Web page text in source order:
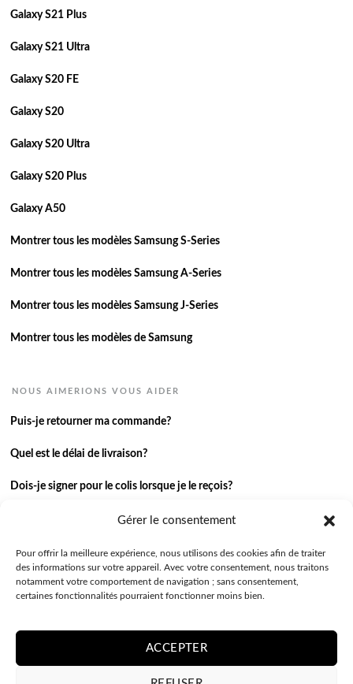
Gérer le consentement
Pour offrir la meilleure expérience, nous utilisons des cookies afin de traiter
des informations sur votre appareil. Avec votre consentement, nous traitons
notamment votre comportement de navigation ; sans consentement,
certaines fonctionnalités pourraient fonctionner moins bien.
ACCEPTER
Galaxy S21 Plus
Galaxy S21 Ultra
Galaxy S20 FE
Galaxy S20
Galaxy S20 Ultra
Galaxy S20 Plus
Galaxy A50
Montrer tous les modèles Samsung S-Series
Montrer tous les modèles Samsung A-Series
Montrer tous les modèles Samsung J-Series
Montrer tous les modèles de Samsung
NOUS AIMERIONS VOUS AIDER
Puis-je retourner ma commande?
Quel est le délai de livraison?
Dois-je signer pour le colis lorsque je le reçois?
Je n’ai pas reçu ma commande.
J’ai une autre question.
Contactez-nous